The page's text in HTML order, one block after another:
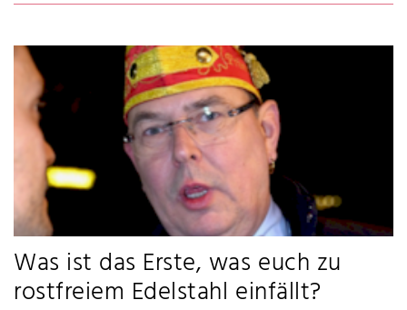
Was ist das Erste, was euch zu
rostfreiem Edelstahl einfällt?